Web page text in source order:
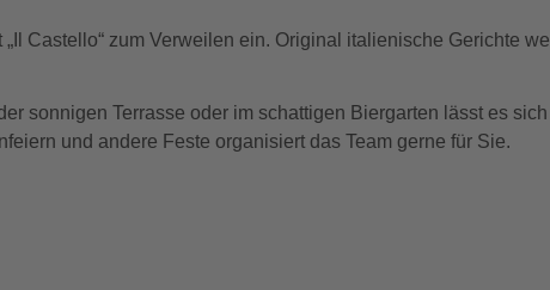
Castello“ zum Verweilen ein. Original italienische Gerichte
sonnigen Terrasse oder im schattigen Biergarten lässt es
und andere Feste organisiert das Team gerne für Sie.